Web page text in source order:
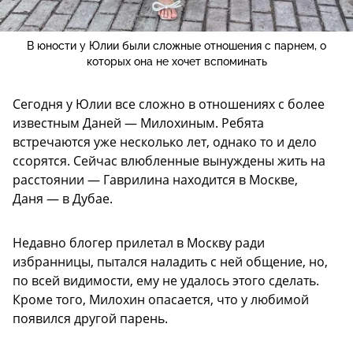
В юности у Юлии были сложные отношения с парнем, о
которых она не хочет вспоминать
Сегодня у Юлии все сложно в отношениях с более
известным Даней — Милохиным. Ребята
встречаются уже несколько лет, однако то и дело
ссорятся. Сейчас влюбленные вынуждены жить на
расстоянии — Гаврилина находится в Москве,
Даня — в Дубае.
Недавно блогер прилетал в Москву ради
избранницы, пытался наладить с ней общение, но,
по всей видимости, ему не удалось этого сделать.
Кроме того, Милохин опасается, что у любимой
появился другой парень.